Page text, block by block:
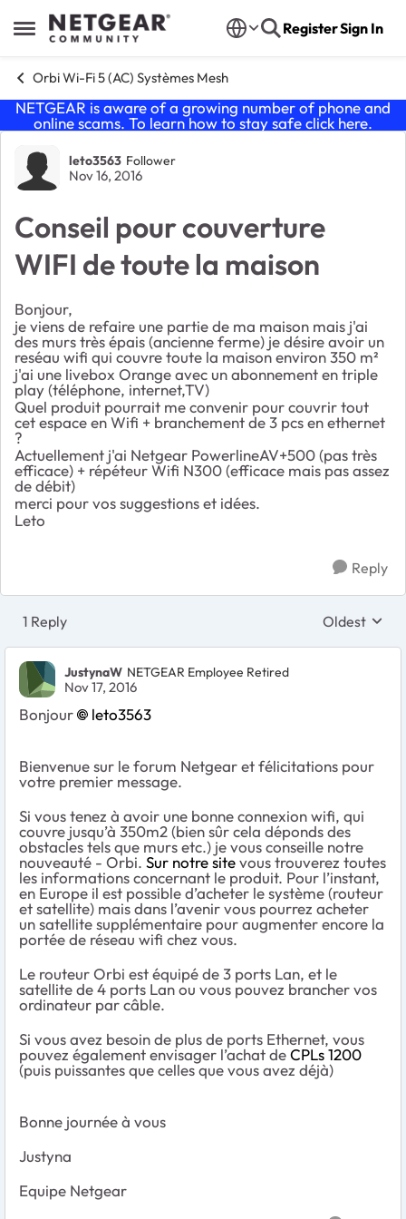
Open Side Menu
Skip to content RegisterSign In
Orbi Wi-Fi 5 (AC) Systèmes Mesh
NETGEAR is aware of a growing number of phone and
online scams. To learn how to stay safe click here.
Forum Discussion
leto3563 Follower
Nov 16, 2016
Conseil pour couverture
WIFI de toute la maison
Bonjour,
je viens de refaire une partie de ma maison mais j'ai
des murs très épais (ancienne ferme) je désire avoir un
reséau wifi qui couvre toute la maison environ 350 m²
j'ai une livebox Orange avec un abonnement en triple
play (téléphone, internet,TV)
Quel produit pourrait me convenir pour couvrir tout
cet espace en Wifi + branchement de 3 pcs en ethernet
?
Actuellement j'ai Netgear PowerlineAV+500 (pas très
efficace) + répéteur Wifi N300 (efficace mais pas assez
de débit)
merci pour vos suggestions et idées.
Leto
Reply
1 Reply Replies
Oldest
JustynaW NETGEAR Employee Retired
Nov 17, 2016
Bonjour leto3563
Bienvenue sur le forum Netgear et félicitations pour
votre premier message.
Si vous tenez à avoir une bonne connexion wifi, qui
couvre jusqu’à 350m2 (bien sûr cela déponds des
obstacles tels que murs etc.) je vous conseille notre
nouveauté - Orbi. Sur notre sitevous trouverez toutes
les informations concernant le produit. Pour l’instant,
en Europe il est possible d’acheter le système (routeur
et satellite) mais dans l’avenir vous pourrez acheter
un satellite supplémentaire pour augmenter encore la
portée de réseau wifi chez vous.
Le routeur Orbi est équipé de 3 ports Lan, et le
satellite de 4 ports Lan ou vous pouvez brancher vos
ordinateur par câble.
Si vous avez besoin de plus de ports Ethernet, vous
pouvez également envisager l’achat deCPLs 1200
(puis puissantes que celles que vous avez déjà)
Bonne journée à vous
Justyna
Equipe Netgear